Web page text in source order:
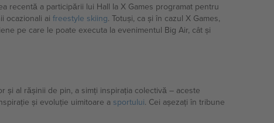
recentă a participării lui Hall la X Games programat pentru
ocazionali ai freestyle skiing. Totuși, ca și în cazul X Games,
pe care le poate executa la evenimentul Big Air, cât și
și al rășinii de pin, a simți inspirația colectivă – aceste
și evoluție uimitoare a sportului. Cei așezați în tribune